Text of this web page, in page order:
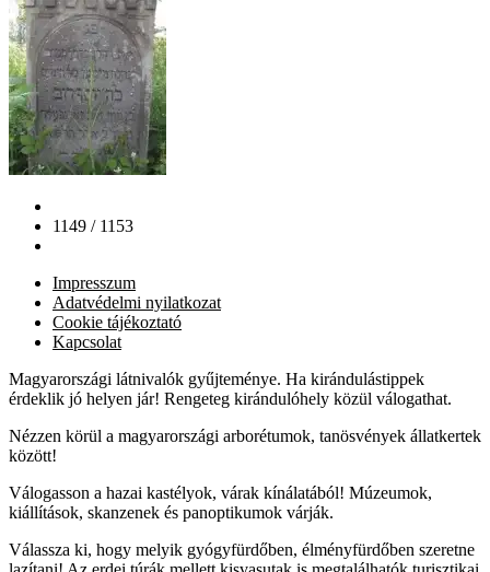
1149 / 1153
Impresszum
Adatvédelmi nyilatkozat
Cookie tájékoztató
Kapcsolat
Magyarországi látnivalók gyűjteménye. Ha kirándulástippek
érdeklik jó helyen jár! Rengeteg kirándulóhely közül válogathat.
Nézzen körül a magyarországi arborétumok, tanösvények állatkertek
között!
Válogasson a hazai kastélyok, várak kínálatából! Múzeumok,
kiállítások, skanzenek és panoptikumok várják.
Válassza ki, hogy melyik gyógyfürdőben, élményfürdőben szeretne